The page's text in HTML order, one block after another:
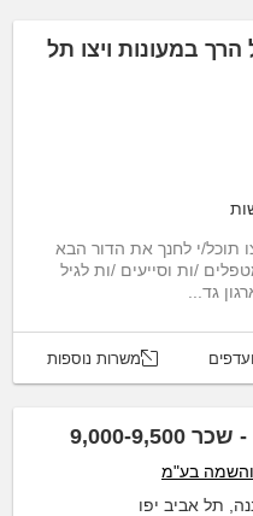
הרך במעונות ויצו תל
י לחנך את הדור הבא
/ות וסייעים /ות לגיל
גד...
משרות נוספות
9,500
והשמה בע"מ
תל אביב יפו